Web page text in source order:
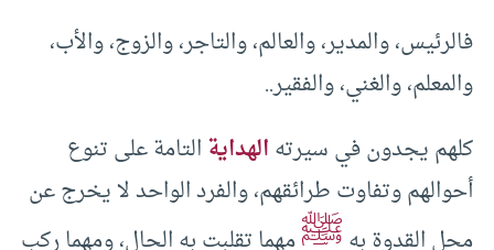
فالرئيس، والمدير، والعالم، والتاجر، والزوج، والأب،
والمعلم، والغني، والفقير..
كلهم يجدون في سيرتهالهدايةالتامة على تنوع
أحوالهم وتفاوت طرائقهم، والفرد الواحد لا يخرج عن
محل القدوة بهﷺمهما تقلبت به الحال، ومهما ركب